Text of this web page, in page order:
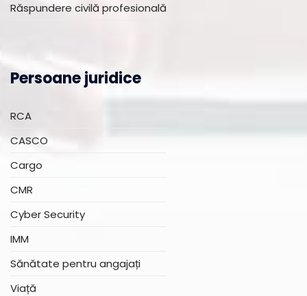
Răspundere civilă profesională
Persoane juridice
RCA
CASCO
Cargo
CMR
Cyber Security
IMM
Sănătate pentru angajați
Viață